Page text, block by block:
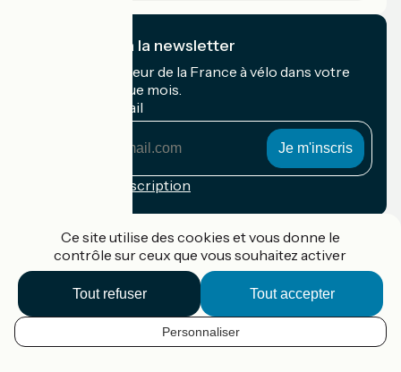
FR
Je m'abonne à la newsletter
Recevez le meilleur de la France à vélo dans votre
boîte mail chaque mois.
Mon adresse mail
Conditions d'inscription
Accueil Vélo Pro
Contact
Mentions légales
Ce site utilise des cookies et vous donne le
contrôle sur ceux que vous souhaitez activer
Tout accepter
Tout refuser
Personnaliser